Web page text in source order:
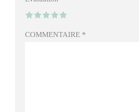
COMMENTAIRE *